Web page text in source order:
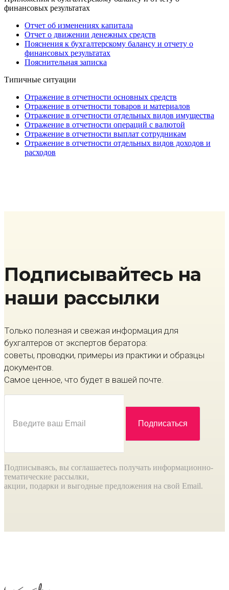
финансовых результатах
Отчет об изменениях капитала
Отчет о движении денежных средств
Пояснения к бухгалтерскому балансу и отчету о
финансовых результатах
Пояснительная записка
Типичные ситуации
Отражение в отчетности основных средств
Отражение в отчетности товаров и материалов
Отражение в отчетности отдельных видов имущества
Отражение в отчетности операций с валютой
Отражение в отчетности выплат сотрудникам
Отражение в отчетности отдельных видов доходов и
расходов
Подписывайтесь на
наши рассылки
Только полезная и свежая информация для
бухгалтеров от экспертов бератора:
советы, проводки, примеры из практики и образцы
документов.
Самое ценное, что будет в вашей почте.
Подписываясь, вы соглашаетесь получать информационно-
тематические рассылки,
акции, подарки и выгодные предложения на свой Email.